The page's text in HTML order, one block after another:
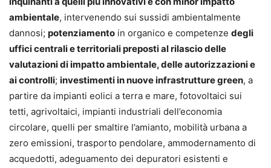
ambientale, intervenendo sui sussidi ambientalmente
dannosi; potenziamento in organico e competenze degli
uffici centrali e territoriali preposti al rilascio delle
valutazioni di impatto ambientale, delle autorizzazioni e
ai controlli; investimenti in nuove infrastrutture green, a
partire da impianti eolici a terra e mare, fotovoltaici sui
tetti, agrivoltaici, impianti industriali dell’economia
circolare, quelli per smaltire l’amianto, mobilità urbana a
zero emissioni, trasporto pendolare, ammodernamento di
acquedotti, adeguamento dei depuratori esistenti e